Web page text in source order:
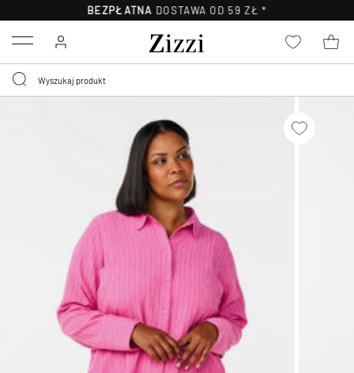
BEZPŁATNA DOSTAWA OD 59 ZŁ *
Menu